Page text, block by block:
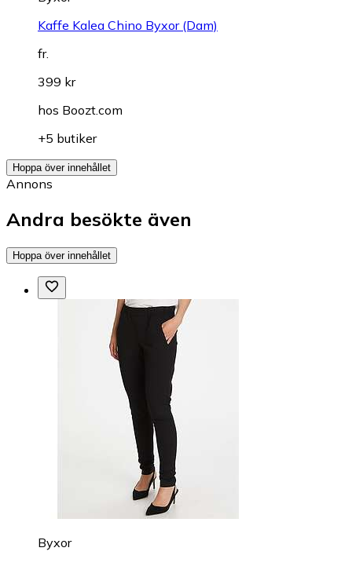
Kaffe Kalea Chino Byxor (Dam)
fr.
399 kr
hos Boozt.com
+5 butiker
Hoppa över innehållet
Annons
Andra besökte även
Hoppa över innehållet
Byxor